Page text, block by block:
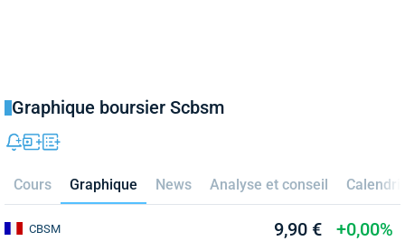
Graphique boursier Scbsm
Cours Graphique News Analyse et conseil
CBSM 9,90 € +0,00%